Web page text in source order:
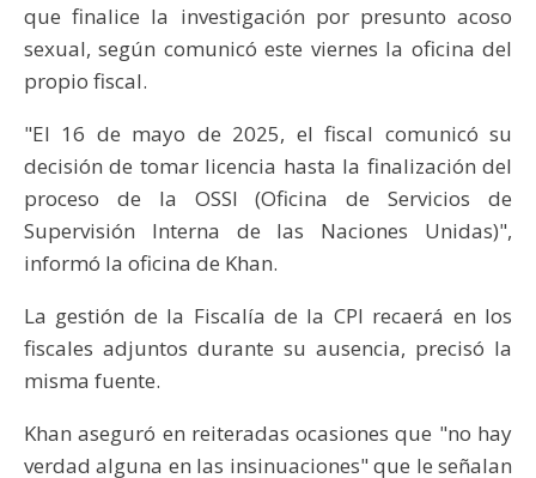
que finalice la investigación por presunto acoso
sexual, según comunicó este viernes la oficina del
propio fiscal.
"El 16 de mayo de 2025, el fiscal comunicó su
decisión de tomar licencia hasta la finalización del
proceso de la OSSI (Oficina de Servicios de
Supervisión Interna de las Naciones Unidas)",
informó la oficina de Khan.
La gestión de la Fiscalía de la CPI recaerá en los
fiscales adjuntos durante su ausencia, precisó la
misma fuente.
Khan aseguró en reiteradas ocasiones que "no hay
verdad alguna en las insinuaciones" que le señalan